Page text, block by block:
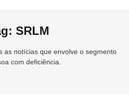
SRLM
as notícias que envolve o segmento
com deficiência.